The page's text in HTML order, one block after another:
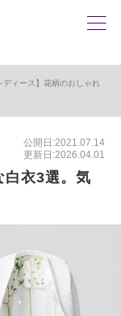
ディース】花柄のおしゃれ
公開日:2021.07.14
更新日:2026.04.01
白衣3選。気